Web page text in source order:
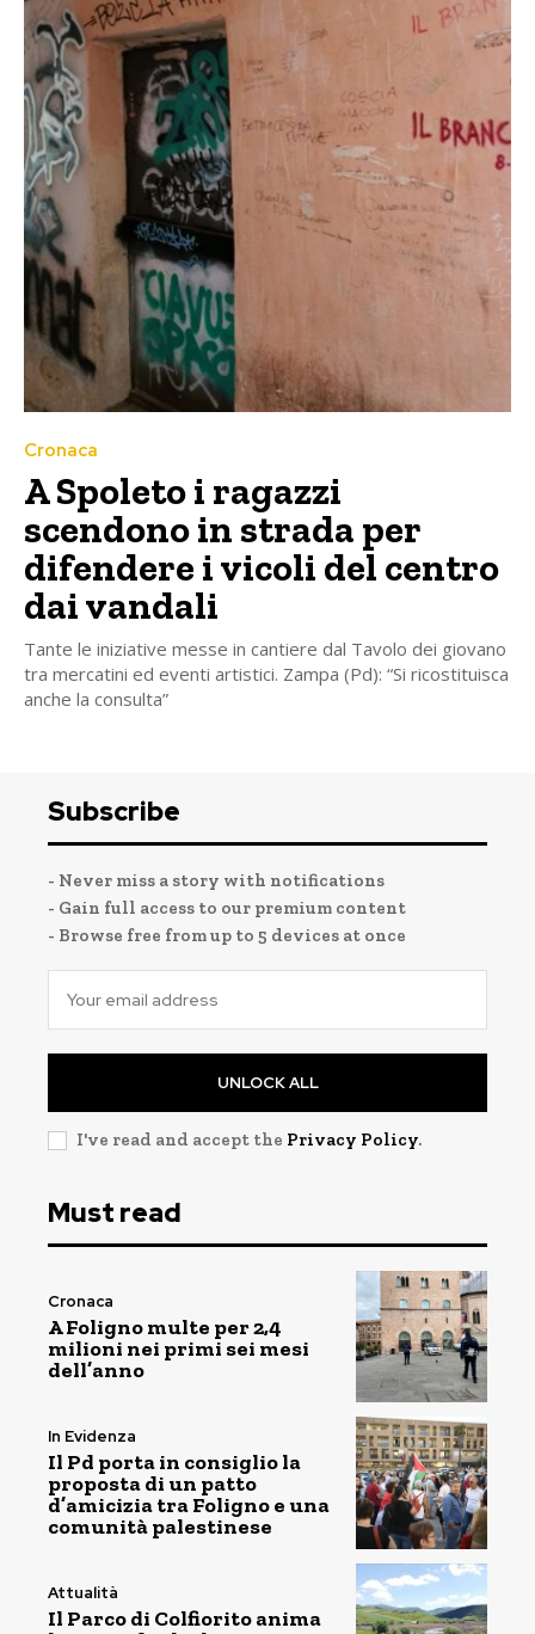
Cronaca
A Spoleto i ragazzi
scendono in strada per
difendere i vicoli del centro
dai vandali
Tante le iniziative messe in cantiere dal Tavolo dei giovano
tra mercatini ed eventi artistici. Zampa (Pd): “Si ricostituisca
anche la consulta”
Subscribe
- Never miss a story with notifications
- Gain full access to our premium content
- Browse free from up to 5 devices at once
UNLOCK ALL
I've read and accept the Privacy Policy.
Must read
Cronaca
A Foligno multe per 2,4
milioni nei primi sei mesi
dell’anno
In Evidenza
Il Pd porta in consiglio la
proposta di un patto
d’amicizia tra Foligno e una
comunità palestinese
Attualità
Il Parco di Colfiorito anima